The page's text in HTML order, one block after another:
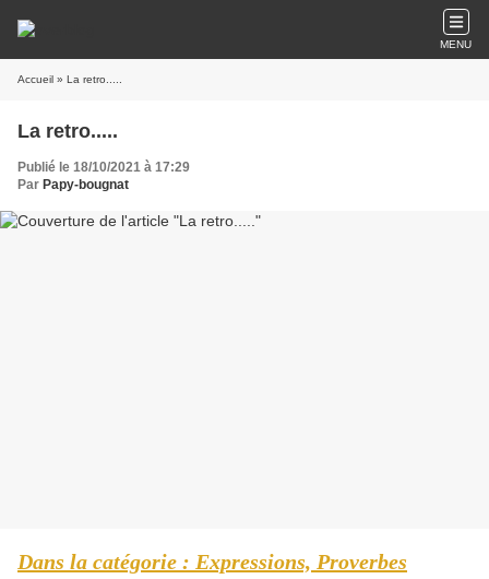
MENU
Accueil » La retro.....
La retro.....
Publié le 18/10/2021 à 17:29
Par Papy-bougnat
Dans la catégorie : Expressions, Proverbes